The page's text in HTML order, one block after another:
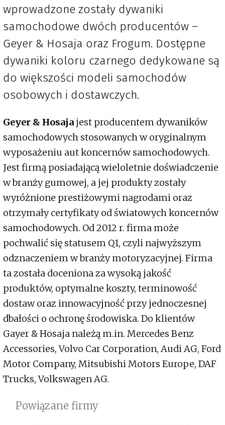
wprowadzone zostały dywaniki
samochodowe dwóch producentów –
Geyer & Hosaja oraz Frogum. Dostępne
dywaniki koloru czarnego dedykowane są
do większości modeli samochodów
osobowych i dostawczych.
Geyer & Hosaja jest producentem dywaników
samochodowych stosowanych w oryginalnym
wyposażeniu aut koncernów samochodowych.
Jest firmą posiadającą wieloletnie doświadczenie
w branży gumowej, a jej produkty zostały
wyróżnione prestiżowymi nagrodami oraz
otrzymały certyfikaty od światowych koncernów
samochodowych. Od 2012 r. firma może
pochwalić się statusem Q1, czyli najwyższym
odznaczeniem w branży motoryzacyjnej. Firma
ta została doceniona za wysoką jakość
produktów, optymalne koszty, terminowość
dostaw oraz innowacyjność przy jednoczesnej
dbałości o ochronę środowiska. Do klientów
Gayer & Hosaja należą m.in. Mercedes Benz
Accessories, Volvo Car Corporation, Audi AG, Ford
Motor Company, Mitsubishi Motors Europe, DAF
Trucks, Volkswagen AG.
Powiązane firmy